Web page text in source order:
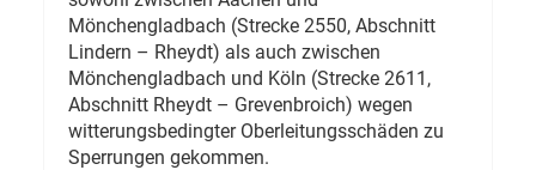
Mönchengladbach (Strecke 2550, Abschnitt
Lindern – Rheydt) als auch zwischen
Mönchengladbach und Köln (Strecke 2611,
Abschnitt Rheydt – Grevenbroich) wegen
witterungsbedingter Oberleitungsschäden zu
Sperrungen gekommen.